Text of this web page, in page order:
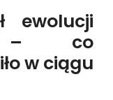
ewolucji
– co
w ciągu